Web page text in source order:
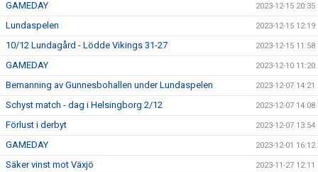
GAMEDAY 2023-12-15 20:35
Lundaspelen 2023-12-15 12:19
10/12 Lundagård - Lödde Vikings 31-27 2023-12-15 11:58
GAMEDAY 2023-12-10 11:20
Bemanning av Gunnesbohallen under Lundaspelen 2023-12-07 14:21
Schyst match - dag i Helsingborg 2/12 2023-12-07 14:08
Förlust i derbyt 2023-12-07 13:54
GAMEDAY 2023-12-01 16:12
Säker vinst mot Växjö 2023-11-27 12:11